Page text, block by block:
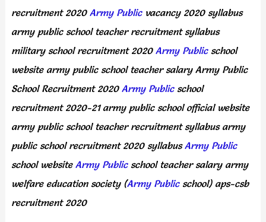
recruitment 2020 Army Publicvacancy 2020 syllabus
army public school teacher recruitment syllabus
military school recruitment 2020 Army Publicschool
website army public school teacher salary Army Public
School Recruitment 2020 Army Publicschool
recruitment 2020-21 army public school official website
army public school teacher recruitment syllabus army
public school recruitment 2020 syllabusArmy Public
school website Army Publicschool teacher salary army
welfare education society (Army Publicschool) aps-csb
recruitment 2020